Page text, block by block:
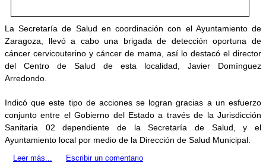
La Secretaría de Salud en coordinación con el Ayuntamiento de
Zaragoza, llevó a cabo una brigada de detección oportuna de
cáncer cervicouterino y cáncer de mama, así lo destacó el director
del Centro de Salud de esta localidad, Javier Domínguez
Arredondo.
Indicó que este tipo de acciones se logran gracias a un esfuerzo
conjunto entre el Gobierno del Estado a través de la Jurisdicción
Sanitaria 02 dependiente de la Secretaría de Salud, y el
Ayuntamiento local por medio de la Dirección de Salud Municipal.
Leer más... Escribir un comentario